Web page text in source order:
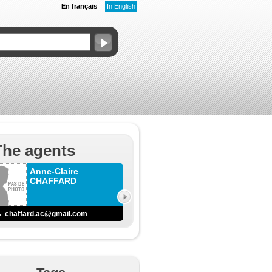
En français In English
agents
Anne-Claire
CHAFFARD
chaffard.ac@gmail.com